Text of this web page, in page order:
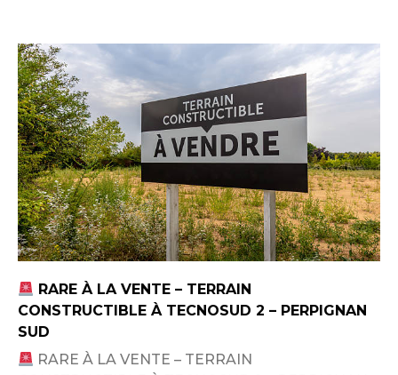
RARE À LA VENTE – TERRAIN
CONSTRUCTIBLE À TECNOSUD 2 – PERPIGNAN
SUD
RARE À LA VENTE – TERRAIN